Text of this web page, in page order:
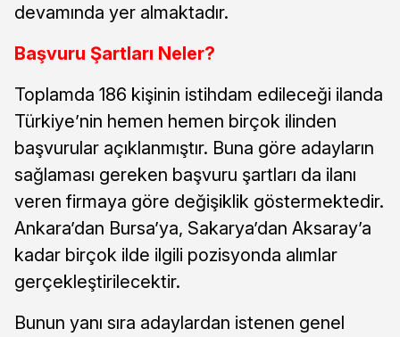
devamında yer almaktadır.
Başvuru Şartları Neler?
Toplamda 186 kişinin istihdam edileceği ilanda
Türkiye’nin hemen hemen birçok ilinden
başvurular açıklanmıştır. Buna göre adayların
sağlaması gereken başvuru şartları da ilanı
veren firmaya göre değişiklik göstermektedir.
Ankara’dan Bursa’ya, Sakarya’dan Aksaray’a
kadar birçok ilde ilgili pozisyonda alımlar
gerçekleştirilecektir.
Bunun yanı sıra adaylardan istenen genel